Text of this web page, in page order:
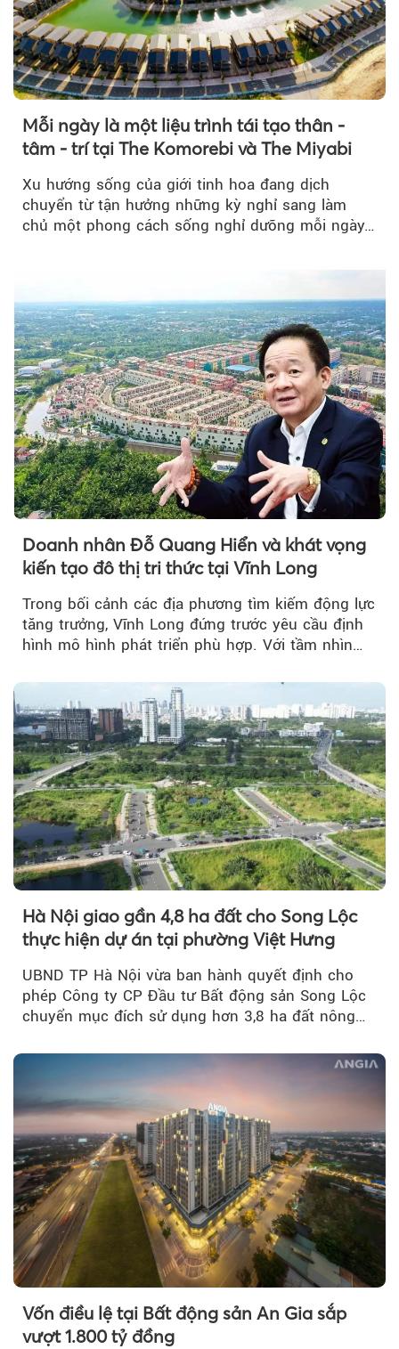
Mỗi ngày là một liệu trình tái tạo thân -
tâm - trí tại The Komorebi và The Miyabi
Xu hướng sống của giới tinh hoa đang dịch
chuyển từ tận hưởng những kỳ nghỉ sang làm
chủ một phong cách sống nghỉ dưỡng mỗi ngày…
Doanh nhân Đỗ Quang Hiển và khát vọng
kiến tạo đô thị tri thức tại Vĩnh Long
Trong bối cảnh các địa phương tìm kiếm động lực
tăng trưởng, Vĩnh Long đứng trước yêu cầu định
hình mô hình phát triển phù hợp. Với tầm nhìn
Hà Nội giao gần 4,8 ha đất cho Song Lộc
thực hiện dự án tại phường Việt Hưng
UBND TP Hà Nội vừa ban hành quyết định cho
phép Công ty CP Đầu tư Bất động sản Song Lộc
chuyển mục đích sử dụng hơn 3,8 ha đất nông
Vốn điều lệ tại Bất động sản An Gia sắp
vượt 1.800 tỷ đồng